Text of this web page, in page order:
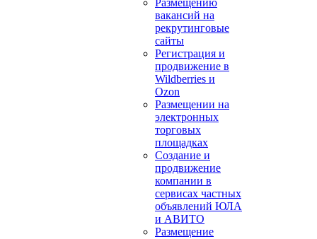
Размещению
вакансий на
рекрутинговые
сайты
Регистрация и
продвижение в
Wildberries и
Ozon
Размещении на
электронных
торговых
площадках
Создание и
продвижение
компании в
сервисах частных
объявлений ЮЛА
и АВИТО
Размещение